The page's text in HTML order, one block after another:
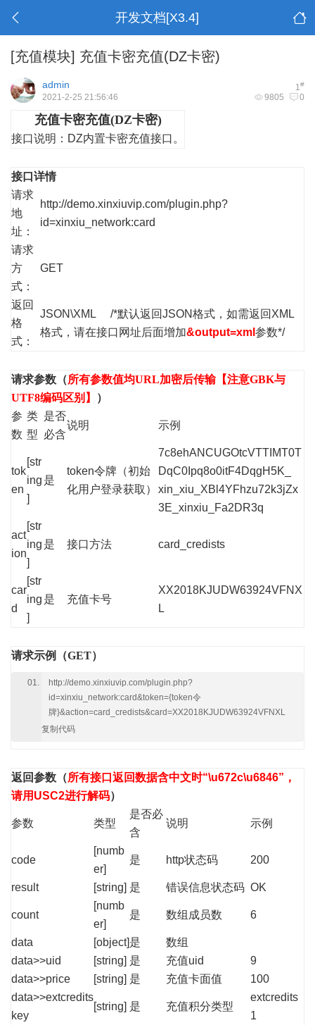
开发文档[X3.4]
[充值模块] 充值卡密充值(DZ卡密)
1#
admin
9805 0
2021-2-25 21:56:46
充值卡密充值(DZ卡密)
接口说明： DZ内置卡密充值接口。
接口详情
请求
地
址：
http://demo.xinxiuvip.com/plugin.php?
id=xinxiu_network:card
请求
方
式：
GET
返回
格
式：
JSON\XML /*默认返回JSON格式，如需返回XML
格式，请在接口网址后面增加&output=xml 参数*/
请求参数（所有参数值均URL加密后传输【注意GBK与
UTF8编码区别】
）
参
数
类
型
是否
必含
说明 示例
tok
en
[str
ing
]
是
token令牌（初始
化用户登录获取）
7c8ehANCUGOtcVTTIMT0T
DqC0Ipq8o0itF4DqgH5K_
xin_xiu_XBl4YFhzu72k3jZx
3E_xinxiu_Fa2DR3q
act
ion
[str
ing
]
是 接口方法 card_credists
car
d
[str
ing
]
是 充值卡号
XX2018KJUDW63924VFNX
L
请求示例（GET）
http://demo.xinxiuvip.com/plugin.php?
id=xinxiu_network:card&token={token令
牌}&action=card_credists&card=XX2018KJUDW63924VFNXL
复制代码
返回参数 （所有接口返回数据含中文时“\u672c\u6846”，
请用USC2进行解码）
参数 类型
是否必
含
说明 示例
code
[numb
er]
是 http状态码 200
result [string] 是 错误信息状态码 OK
count
[numb
er]
是 数组成员数 6
data [object]是
数组
data>>uid
[string] 是 充值uid
9
data>>price
[string] 是 充值卡面值
100
data>>extcredits
key
[string] 是 充值积分类型
extcredits
1